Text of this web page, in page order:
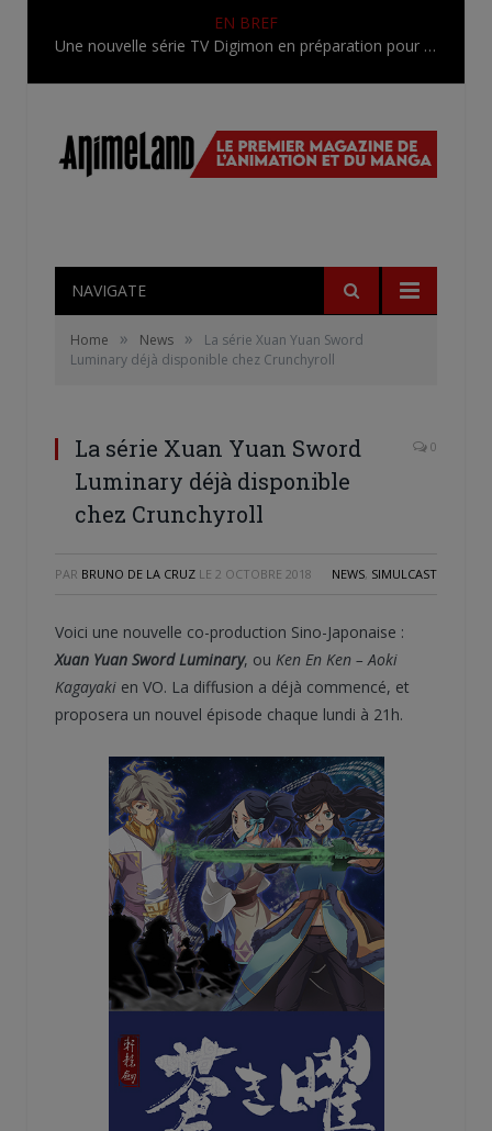
EN BREF
Une nouvelle série TV Digimon en préparation pour 2027
NAVIGATE
Home » News »
La série Xuan Yuan Sword
Luminary déjà disponible chez Crunchyroll
La série Xuan Yuan Sword
Luminary déjà disponible
chez Crunchyroll
0
PAR BRUNO DE LA CRUZ LE 2 OCTOBRE 2018 NEWS, SIMULCAST
Voici une nouvelle co-production Sino-Japonaise :
Xuan Yuan Sword Luminary, ou Ken En Ken – Aoki
Kagayaki en VO. La diffusion a déjà commencé, et
proposera un nouvel épisode chaque lundi à 21h.